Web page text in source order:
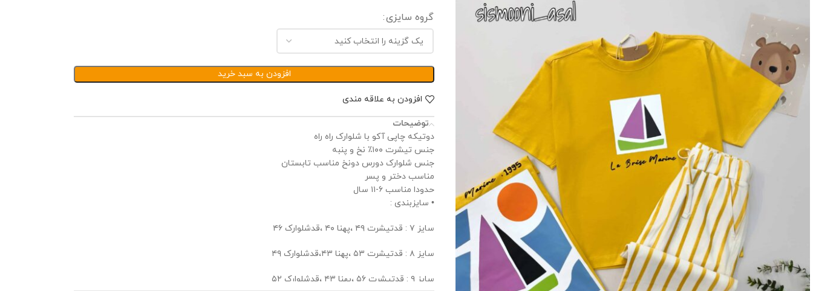
گروه سایزی
افزودن به سبد خرید
افزودن به علاقه مندی
توضیحات
دوتیکه چاپی آکو‌ با شلوارک راه راه
جنس تیشرت ۱۰۰٪ نخ و پنبه
جنس شلوارک دورس دونخ مناسب تابستان
مناسب دختر و پسر
حدودا مناسب ۶-۱۱ سال
• سایزبندی :
سایز ۷ : قدتیشرت ۴۹ ،پهنا ۴۰ ،قدشلوارک ۴۶
سایز ۸ : قدتیشرت ۵۳ ،پهنا ۴۳،قدشلوارک ۴۹
سایز ۹ : قدتیشرت ۵۶ ،پهنا ۴۳ ،قدشلوارک ۵۲